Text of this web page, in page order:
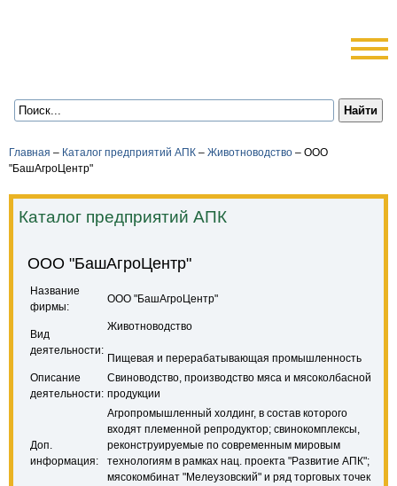
Главная – Каталог предприятий АПК – Животноводство – ООО
"БашАгроЦентр"
Каталог предприятий АПК
ООО "БашАгроЦентр"
Название
фирмы:
ООО "БашАгроЦентр"
Вид
деятельности:
Животноводство
Пищевая и перерабатывающая промышленность
Описание
деятельности:
Свиноводство, производство мяса и мясоколбасной
продукции
Доп.
информация:
Агропромышленный холдинг, в состав которого
входят племенной репродуктор; свинокомплексы,
реконструируемые по современным мировым
технологиям в рамках нац. проекта "Развитие АПК";
мясокомбинат "Мелеузовский" и ряд торговых точек